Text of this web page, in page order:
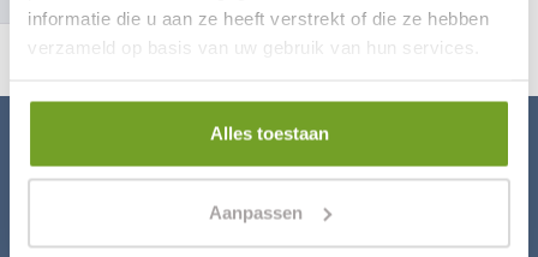
informatie die u aan ze heeft verstrekt of die ze hebben
verzameld op basis van uw gebruik van hun services.
Alles toestaan
Aanpassen
Hotel de Boei